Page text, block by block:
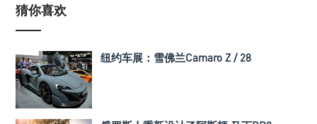
猜你喜欢
纽约车展：雪佛兰Camaro Z / 28